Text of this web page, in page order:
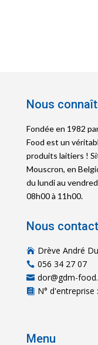
Nous
Fondée en 1982
Food est un
produits laitiers !
Mouscron, en
du lundi au
08h00 à 11h00.
Nous
 Drève André
 056 34 27 07
 dor@gdm-
 N° d'entreprise
Menu